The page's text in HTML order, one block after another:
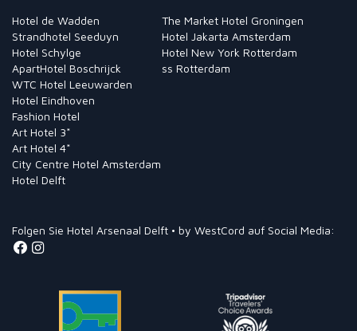
Hotel de Wadden
Strandhotel Seeduyn
Hotel Schylge
ApartHotel Boschrijck
WTC Hotel Leeuwarden
Hotel Eindhoven
Fashion Hotel
Art Hotel 3*
Art Hotel 4*
City Centre Hotel Amsterdam
Hotel Delft
The Market Hotel Groningen
Hotel Jakarta Amsterdam
Hotel New York Rotterdam
ss Rotterdam
Folgen Sie Hotel Arsenaal Delft • by WestCord auf Social Media: